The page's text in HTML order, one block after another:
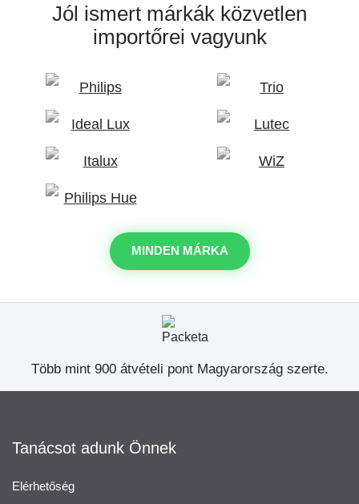
Jól ismert márkák közvetlen
importőrei vagyunk
MINDEN MÁRKA
Több mint 900 átvételi pont Magyarország szerte.
Tanácsot adunk Önnek
Elérhetőség